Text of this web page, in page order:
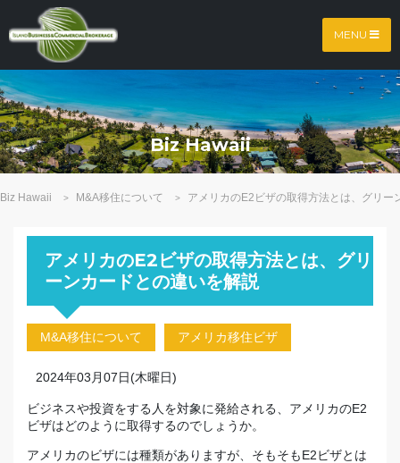
MENU
Biz Hawaii
Biz Hawaii > M&A移住について > アメリカのE2ビザの取得方法とは、グリー
アメリカのE2ビザの取得方法とは、グリ
ーンカードとの違いを解説
M&A移住について アメリカ移住ビザ
2024年03月07日(木曜日)
ビジネスや投資をする人を対象に発給される、アメリカのE2
ビザはどのように取得するのでしょうか。
アメリカのビザには種類がありますが、そもそもE2ビザとは